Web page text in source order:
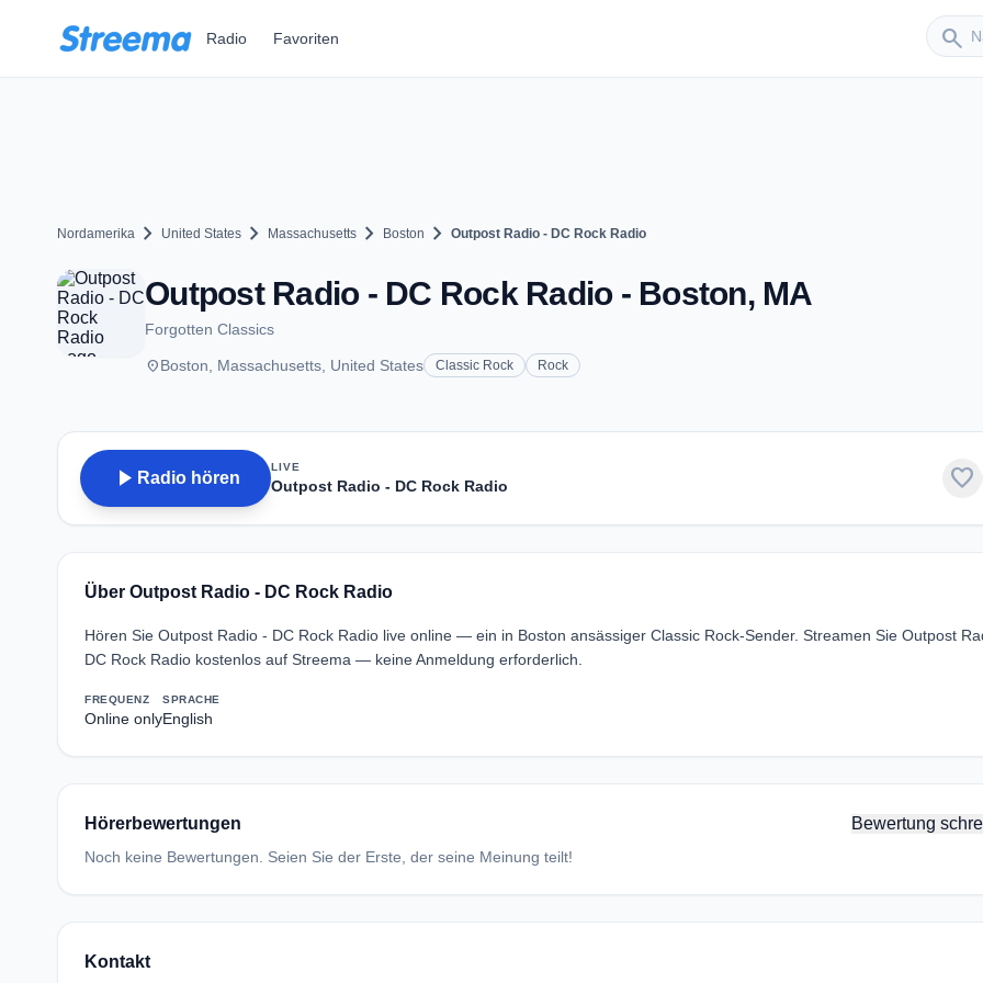
Radio Favoriten search
Sender
Nordamerika chevron_right United States chevron_right Massachusetts chevron_right Boston chevron_right Outpost Radio - DC Rock Radio
Outpost Radio - DC Rock Radio - Boston, MA
Forgotten Classics
placeBoston, Massachusetts, United States Classic Rock Rock
play_arrow Radio hören
LIVE
Outpost Radio - DC Rock Radio favorite
Über Outpost Radio - DC Rock Radio
Hören Sie Outpost Radio - DC Rock Radio live online — ein in Boston ansässiger Classic Rock-Sender. Streamen Sie Outpost
DC Rock Radio kostenlos auf Streema — keine Anmeldung erforderlich.
FREQUENZ
Online only
SPRACHE
English
Hörerbewertungen Bewertung
Noch keine Bewertungen. Seien Sie der Erste, der seine Meinung teilt!
Kontakt